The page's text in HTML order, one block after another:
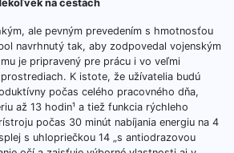
na cestách
ale pevným prevedením s hmotnosťou
navrhnutý tak, aby zodpovedal vojenským
je pripravený pre prácu i vo veľmi
K istote, že užívatelia budú
počas celého pracovného dňa,
až 13 hodin¹ a tiež funkcia rýchleho
počas 30 minút nabíjania energiu na 4
s uhlopriečkou 14 „s antiodrazovou